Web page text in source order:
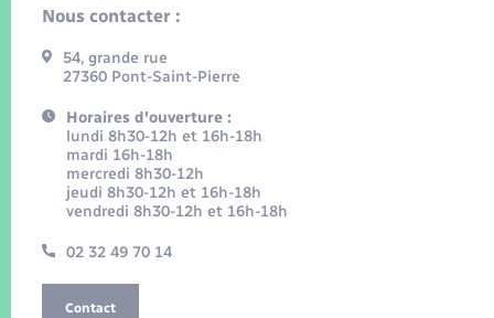
Nous contacter :
54, grande rue
27360 Pont-Saint-Pierre
Horaires d'ouverture :
lundi 8h30-12h et 16h-18h
mardi 16h-18h
mercredi 8h30-12h
jeudi 8h30-12h et 16h-18h
vendredi 8h30-12h et 16h-18h
02 32 49 70 14
Contact